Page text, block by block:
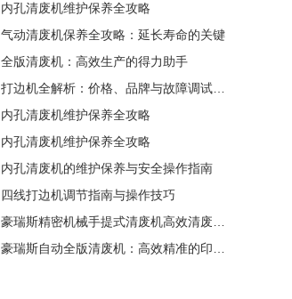
内孔清废机维护保养全攻略
气动清废机保养全攻略：延长寿命的关键
全版清废机：高效生产的得力助手
内孔清废机维护保养全攻略
内孔清废机维护保养全攻略
内孔清废机的维护保养与安全操作指南
四线打边机调节指南与操作技巧